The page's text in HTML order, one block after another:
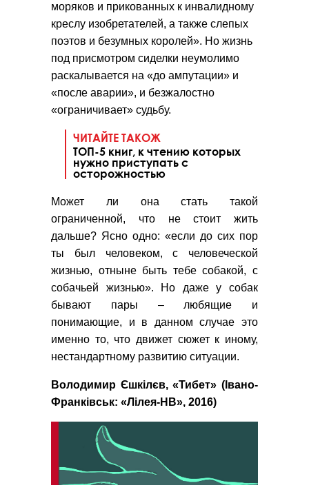
моряков и прикованных к инвалидному
креслу изобретателей, а также слепых
поэтов и безумных королей». Но жизнь
под присмотром сиделки неумолимо
раскалывается на «до ампутации» и
«после аварии», и безжалостно
«ограничивает» судьбу.
ЧИТАЙТЕ ТАКОЖ
ТОП-5 книг, к чтению которых
нужно приступать с
осторожностью
Может ли она стать такой
ограниченной, что не стоит жить
дальше? Ясно одно: «если до сих пор
ты был человеком, с человеческой
жизнью, отныне быть тебе собакой, с
собачьей жизнью». Но даже у собак
бывают пары – любящие и
понимающие, и в данном случае это
именно то, что движет сюжет к иному,
нестандартному развитию ситуации.
Володимир Єшкілєв, «Тибет» (Івано-
Франківськ: «Лілея-НВ», 2016)